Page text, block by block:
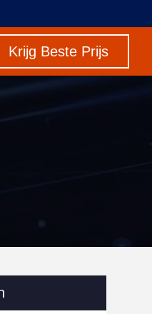
Krijg Beste Prijs